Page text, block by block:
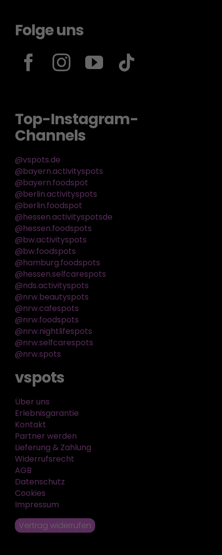
Folge uns
Top-Instagram-
Channels
@vspots.de
@bayern.activityspots
@bayern.foodspot
@berlin.activityspots
@berlin.foodspot
@hessen.activityspotsde
@hessen.foodspots
@bw.activityspots
@bw.foodspots
@hamburg.foodspots
@hessen.selfcarespots
@nds.activityspots
@nrw.beautyspots
@nrw.cafespots
@nrw.foodspots
@nrw.nightlifespots
@nrw.selfcarespots
@nrw.spots
vspots
Über uns
Erlebnisgarantie
Kontakt
Partner werden
Lieferung & Zahlung
Widerrufsrecht
AGB
Datenschutz
Cookies
Impressum
Vertrag widerrufen